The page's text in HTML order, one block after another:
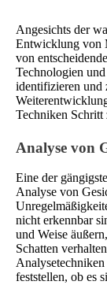
Angesichts der
Entwicklung von
von
Technologien
identifizieren und
Techniken Schritt
Analyse von
Eine der
Analyse von
nicht erkennbar
und Weise
Schatten
feststellen, ob es